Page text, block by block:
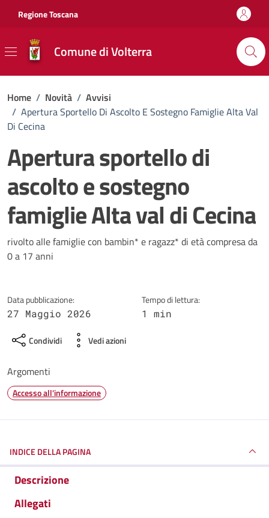
Regione Toscana
Comune di Volterra
Home / Novità / Avvisi
/ Apertura Sportello Di Ascolto E Sostegno Famiglie Alta Val
Di Cecina
Apertura sportello di
ascolto e sostegno
famiglie Alta val di Cecina
Dettagli della notizia
rivolto alle famiglie con bambin* e ragazz* di età compresa da
0 a 17 anni
Data pubblicazione:
27 Maggio 2026
Tempo di lettura:
1 min
Condividi Vedi azioni
Argomenti
Accesso all'informazione
INDICE DELLA PAGINA
Descrizione
Allegati